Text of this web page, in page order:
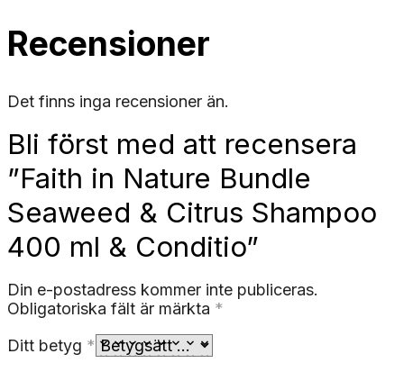
Recensioner
Det finns inga recensioner än.
Bli först med att recensera
”Faith in Nature Bundle
Seaweed & Citrus Shampoo
400 ml & Conditio”
Din e-postadress kommer inte publiceras.
Obligatoriska fält är märkta *
Ditt betyg *